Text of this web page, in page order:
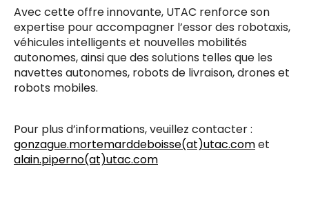
Avec cette offre innovante, UTAC renforce son
expertise pour accompagner l’essor des robotaxis,
véhicules intelligents et nouvelles mobilités
autonomes, ainsi que des solutions telles que les
navettes autonomes, robots de livraison, drones et
robots mobiles.
Pour plus d’informations, veuillez contacter :
gonzague.mortemarddeboisse(at)utac.comet
alain.piperno(at)utac.com